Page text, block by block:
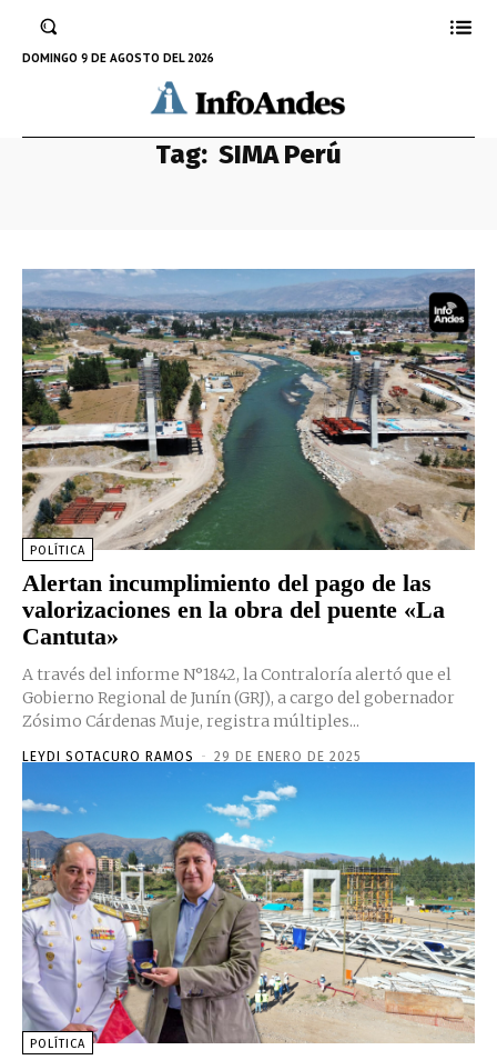
DOMINGO 9 DE AGOSTO DEL 2026
Tag: SIMA Perú
POLÍTICA
Alertan incumplimiento del pago de las
valorizaciones en la obra del puente «La
Cantuta»
A través del informe N°1842, la Contraloría alertó que el
Gobierno Regional de Junín (GRJ), a cargo del gobernador
Zósimo Cárdenas Muje, registra múltiples...
LEYDI SOTACURO RAMOS - 29 DE ENERO DE 2025
POLÍTICA